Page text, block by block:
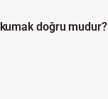
doğru mudur?